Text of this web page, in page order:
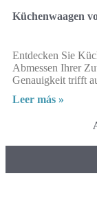
Küchenwaagen
Entdecken Sie
Abmessen Ihrer
Genauigkeit trifft
Leer más »